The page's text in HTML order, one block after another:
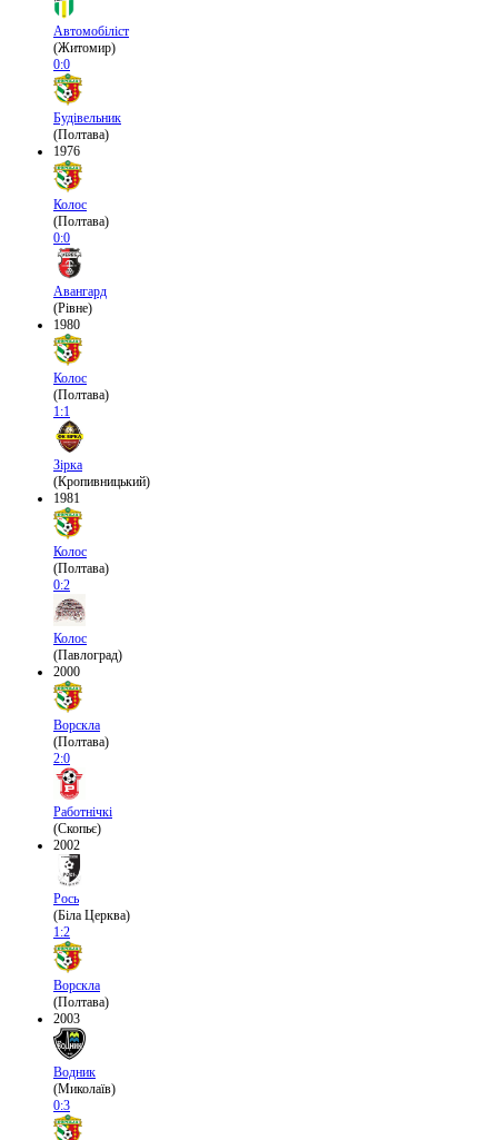
Автомобіліст
(Житомир)
0:0
Будівельник
(Полтава)
1976
Колос
(Полтава)
0:0
Авангард
(Рівне)
1980
Колос
(Полтава)
1:1
Зірка
(Кропивницький)
1981
Колос
(Полтава)
0:2
Колос
(Павлоград)
2000
Ворскла
(Полтава)
2:0
Работнічкі
(Скопьє)
2002
Рось
(Біла Церква)
1:2
Ворскла
(Полтава)
2003
Водник
(Миколаїв)
0:3